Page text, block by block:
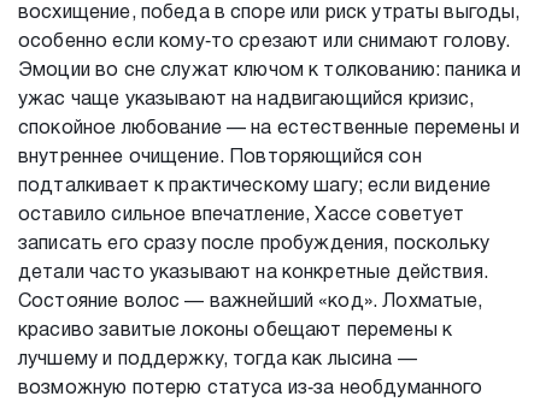
восхищение, победа в споре или риск утраты выгоды,
особенно если кому‑то срезают или снимают голову.
Эмоции во сне служат ключом к толкованию: паника и
ужас чаще указывают на надвигающийся кризис,
спокойное любование — на естественные перемены и
внутреннее очищение. Повторяющийся сон
подталкивает к практическому шагу; если видение
оставило сильное впечатление, Хассе советует
записать его сразу после пробуждения, поскольку
детали часто указывают на конкретные действия.
Состояние волос — важнейший «код». Лохматые,
красиво завитые локоны обещают перемены к
лучшему и поддержку, тогда как лысина —
возможную потерю статуса из‑за необдуманного